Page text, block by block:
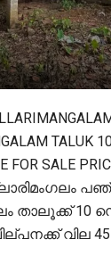
TALUK
FOR SALE
താലൂക്ക് 10
വില